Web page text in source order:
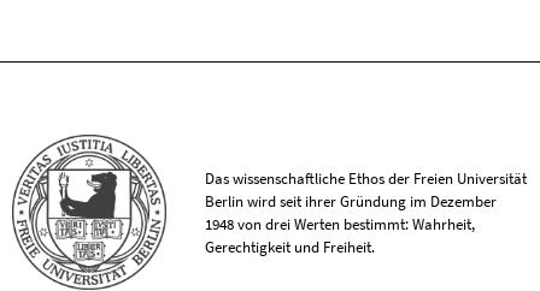
Das wissenschaftliche Ethos der Freien Universität
Berlin wird seit ihrer Gründung im Dezember
1948 von drei Werten bestimmt: Wahrheit,
Gerechtigkeit und Freiheit.